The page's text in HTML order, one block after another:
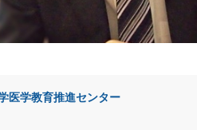
医学教育推進センター